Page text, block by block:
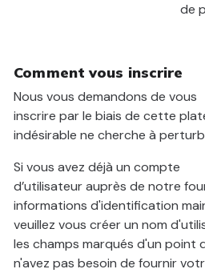
de
Comment vous inscrire
Nous vous demandons de vous
inscrire par le biais de cette
indésirable ne cherche à
Si vous avez déjà un compte
d’utilisateur auprès de notre
informations d'identification
veuillez vous créer un nom
les champs marqués d'un point
n'avez pas besoin de fournir